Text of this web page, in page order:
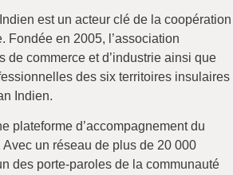
est un acteur clé de la coopération
Fondée en 2005, l’association
de commerce et d’industrie ainsi que
des six territoires insulaires
Indien.
plateforme d’accompagnement du
un réseau de plus de 20 000
des porte-paroles de la communauté